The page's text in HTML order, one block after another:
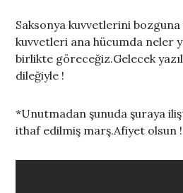
Saksonya kuvvetlerini
kuvvetleri ana hücumda neler
birlikte göreceğiz.Gelecek
dileğiyle !
*Unutmadan şunuda şuraya
ithaf edilmiş marş.Afiyet olsun !